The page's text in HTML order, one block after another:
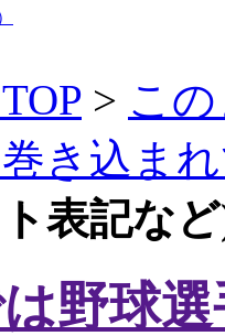
> こ
き込ま
表記な
野球